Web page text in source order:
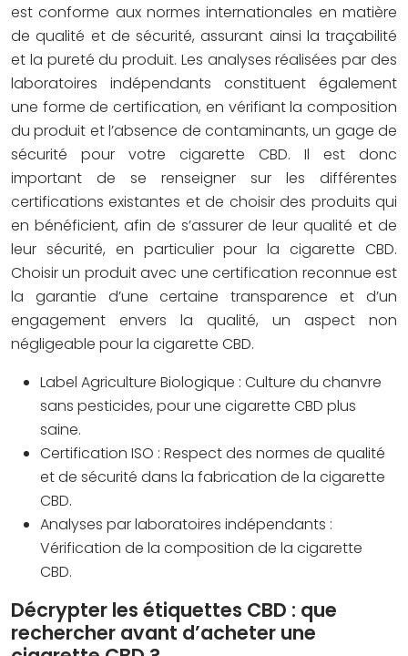
est conforme aux normes internationales en matière
de qualité et de sécurité, assurant ainsi la traçabilité
et la pureté du produit. Les analyses réalisées par des
laboratoires indépendants constituent également
une forme de certification, en vérifiant la composition
du produit et l’absence de contaminants, un gage de
sécurité pour votre cigarette CBD. Il est donc
important de se renseigner sur les différentes
certifications existantes et de choisir des produits qui
en bénéficient, afin de s’assurer de leur qualité et de
leur sécurité, en particulier pour la cigarette CBD.
Choisir un produit avec une certification reconnue est
la garantie d’une certaine transparence et d’un
engagement envers la qualité, un aspect non
négligeable pour la cigarette CBD.
Label Agriculture Biologique : Culture du chanvre
sans pesticides, pour une cigarette CBD plus
saine.
Certification ISO : Respect des normes de qualité
et de sécurité dans la fabrication de la cigarette
CBD.
Analyses par laboratoires indépendants :
Vérification de la composition de la cigarette
CBD.
Décrypter les étiquettes CBD : que
rechercher avant d’acheter une